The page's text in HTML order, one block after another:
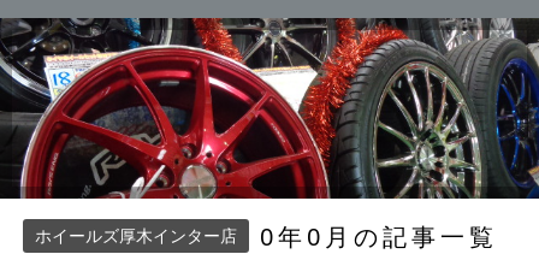
ホイールズ厚木インター店 0年0月の記事一覧